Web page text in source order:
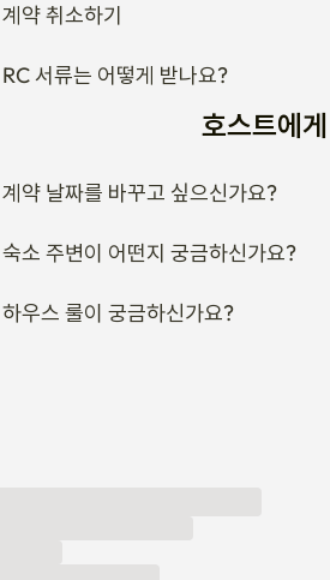
계약 취소하기
RC 서류는 어떻게 받나요?
호스트에
계약 날짜를 바꾸고 싶으신가요?
숙소 주변이 어떤지 궁금하신가요?
하우스 룰이 궁금하신가요?